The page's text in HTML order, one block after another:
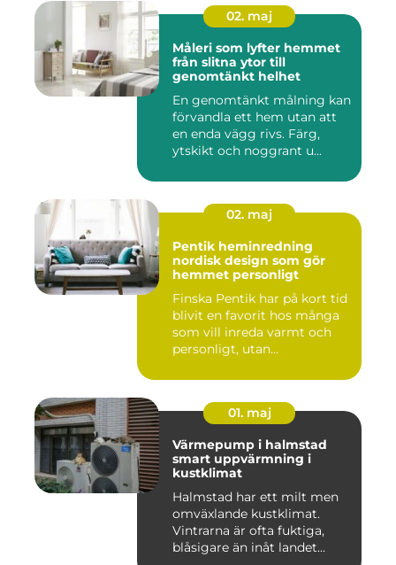
02. maj
Måleri som lyfter hemmet
från slitna ytor till
genomtänkt helhet
En genomtänkt målning kan
förvandla ett hem utan att
en enda vägg rivs. Färg,
ytskikt och noggrant u...
02. maj
Pentik heminredning
nordisk design som gör
hemmet personligt
Finska Pentik har på kort tid
blivit en favorit hos många
som vill inreda varmt och
personligt, utan...
01. maj
Värmepump i halmstad
smart uppvärmning i
kustklimat
Halmstad har ett milt men
omväxlande kustklimat.
Vintrarna är ofta fuktiga,
blåsigare än inåt landet...